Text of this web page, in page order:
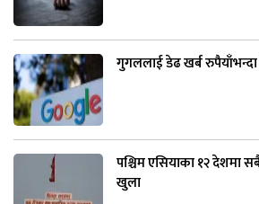
गुगललाई डेढ खर्ब रुपैयाँभन्दा
पश्चिम एसियाका १२ देशमा
खुला